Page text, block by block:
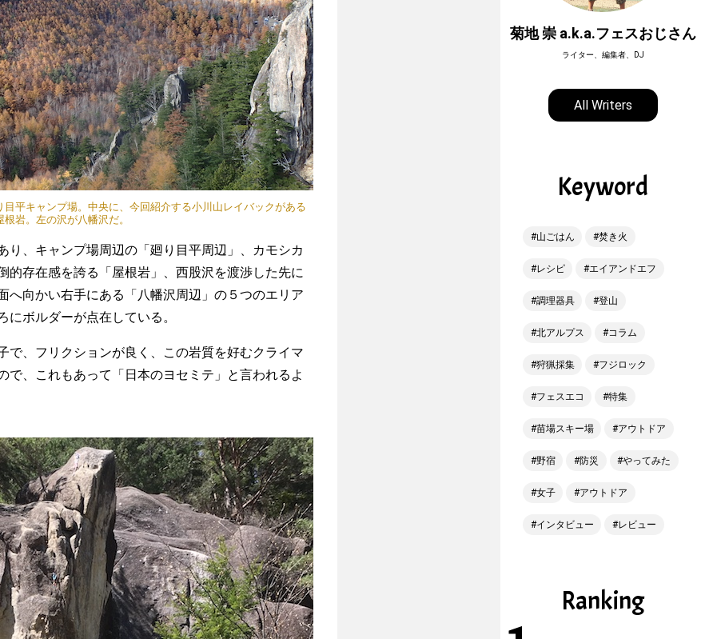
平キャンプ場。中央に、今回紹介する小川山レイバックがある
岩。左の沢が八幡沢だ。
、キャンプ場周辺の「廻り目平周辺」、カモシカ
的存在感を誇る「屋根岩」、西股沢を渡渉した先に
へ向かい右手にある「八幡沢周辺」の５つのエリア
ボルダーが点在している。
、フリクションが良く、この岩質を好むクライマ
で、これもあって「日本のヨセミテ」と言われるよ
渡辺信吾
アウトドア系野良ライター
菊地 崇 a.k.a.フェスおじさん
ライター、編集者、DJ
All Writers
Keyword
山ごはん 焚き火
レシピ エイアンドエフ
調理器具 登山
北アルプス コラム
狩猟採集 フジロック
フェスエコ 特集
苗場スキー場 アウトドア
野宿 防災 やってみた
女子 アウトドア
インタビュー レビュー
Ranking